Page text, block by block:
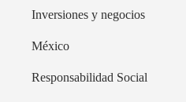
Inversiones y negocios
México
Responsabilidad Social